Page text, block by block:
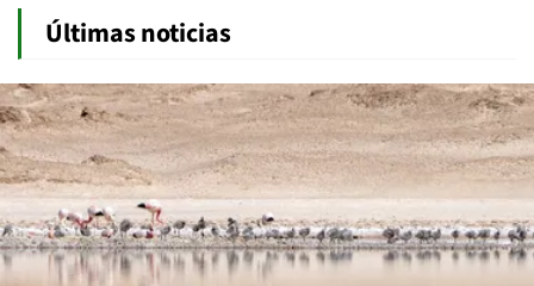
Últimas noticias